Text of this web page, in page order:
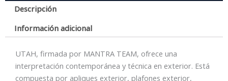
Descripción
Información adicional
UTAH, firmada por MANTRA TEAM, ofrece una
interpretación contemporánea y técnica en exterior. Está
compuesta por apliques exterior, plafones exterior,